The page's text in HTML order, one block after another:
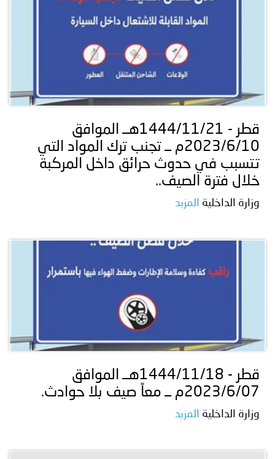
قطر - 1444/11/21هــ الموافق
2023/6/10م ــ تجنب ترك المواد التي
تتسبب في حدوث حرائق داخل المركبة
خلال فترة الصيف..
وزارة الداخلية المزيد
قطر - 1444/11/18هــ الموافق
2023/6/07م ــ معاً صيف بلا حوادث.
وزارة الداخلية المزيد